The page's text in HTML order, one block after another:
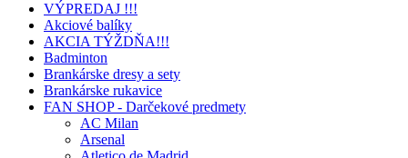
VÝPREDAJ !!!
Akciové balíky
AKCIA TÝŽDŇA!!!
Badminton
Brankárske dresy a sety
Brankárske rukavice
FAN SHOP - Darčekové predmety
AC Milan
Arsenal